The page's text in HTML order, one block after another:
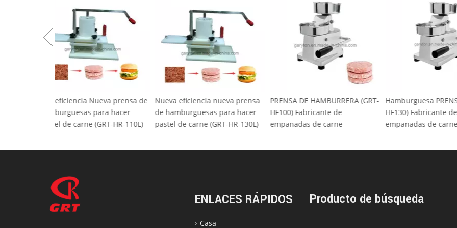
Alta eficiencia Nueva prensa de
hamburguesas para hacer
pastel de carne (GRT-HR-110L)
Nueva eficiencia nueva prensa
de hamburguesas para hacer
pastel de carne (GRT-HR-130L)
PRENSA DE HAMBURRERA (GRT-
HF100) Fabricante de
empanadas de carne
Hamburguesa
HF130)
empanadas de
ENLACES RÁPIDOS
Casa
Producto de búsqueda